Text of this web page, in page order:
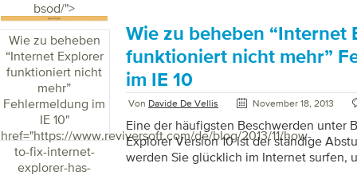
bsod/">
einen Bildschirm mit relevanten
startet das System neu. Diese Fehler
sondern können auch zum Verlust
auf ein ernstes Problem mit Ihrem
Sie die Ursache Ihres BSOD heraus
Fehler und haben leider auch viele
Wie zu beheben
“Internet Explorer
funktioniert nicht
mehr”
Fehlermeldung im
IE 10"
href="https://www.reviversoft.com/de/blog/2013/11/how-
to-fix-internet-
explorer-has-
Wie zu beheben “Internet
funktioniert nicht mehr”
im IE 10
Von Davide De Vellis November 18, 2013
Eine der häufigsten Beschwerden unter
Explorer Version 10 ist der ständige
werden Sie glücklich im Internet surfen,